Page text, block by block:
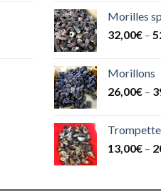
Morilles
32,00€–
Morillons
26,00€–
13,00€–